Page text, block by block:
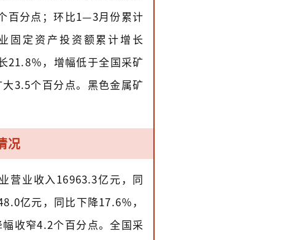
百分点；环比1—3月份累计
固定资产投资额累计增长
21.8％，增幅低于全国采矿
3.5个百分点。黑色金属矿
况
营业收入16963.3亿元，同
亿元，同比下降17.6％，
收窄4.2个百分点。全国采